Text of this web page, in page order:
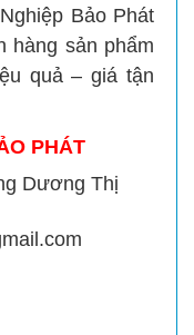
Bảo Phát
hàng sản phẩm
quả – giá tận
PHÁT
Dương Thị